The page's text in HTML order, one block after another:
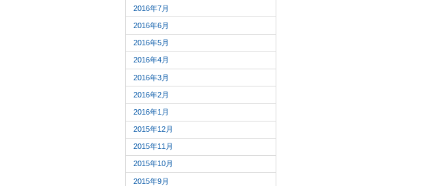
2016年7月
2016年6月
2016年5月
2016年4月
2016年3月
2016年2月
2016年1月
2015年12月
2015年11月
2015年10月
2015年9月